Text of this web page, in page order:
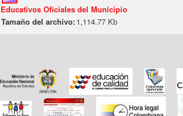
Educativos Oficiales del Municipio
Tamaño del archivo:1,114.77 Kb